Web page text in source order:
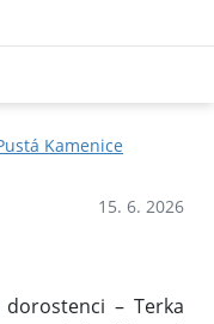
Kamenice
15. 6. 2026
– Terka